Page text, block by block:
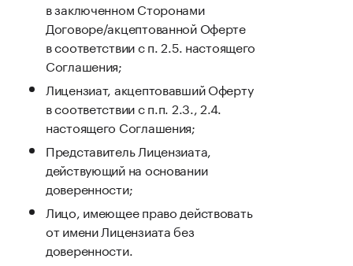
в заключенном Сторонами
Договоре/акцептованной Оферте
в соответствии с п. 2.5. настоящего
Соглашения;
Лицензиат, акцептовавший Оферту
в соответствии с п.п. 2.3., 2.4.
настоящего Соглашения;
Представитель Лицензиата,
действующий на основании
доверенности;
Лицо, имеющее право действовать
от имени Лицензиата без
доверенности.